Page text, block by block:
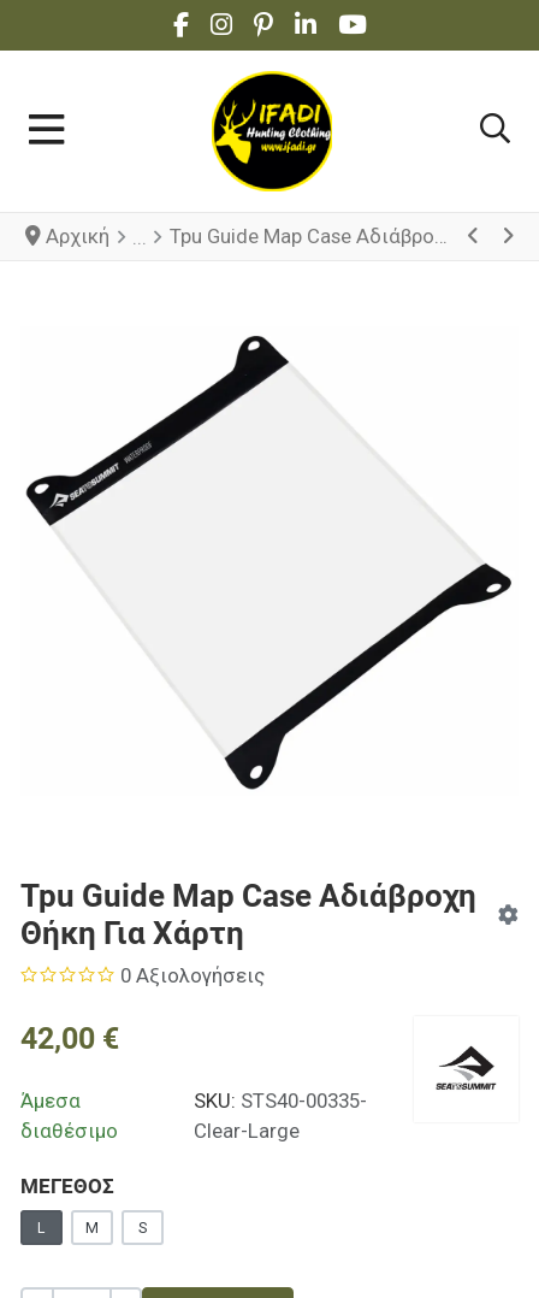
FACEBOOK SOCIAL LINK
INSTAGRAM SOCIAL LINK
PINTEREST SOCIAL LINK
LINKEDIN SOCIAL LINK
YOUTUBE SOCIAL
Αρχική Tpu Guide Map Case Αδιάβροχη Θήκη Για Χάρτη
Tpu Guide Map Case Αδιάβροχη
Θήκη Για Χάρτη
0 Αξιολογήσεις
42,00 €
Άμεσα
διαθέσιμο
SKU: STS40-00335-
Clear-Large
ΜΕΓΕΘΟΣ
L M S